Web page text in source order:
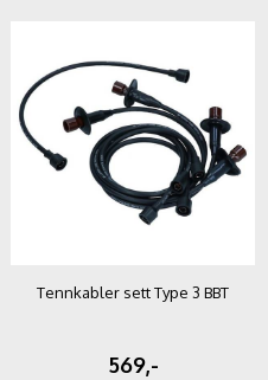
Tennkabler sett Type 3 BBT
569,-